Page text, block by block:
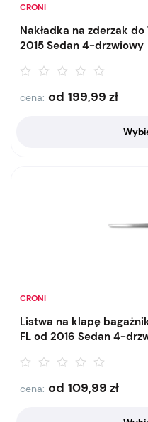
CRONI
Nakładka na zderzak
2015 Sedan 4-drzwiowy
cena: od 199,99 zł
CRONI
Listwa na klapę
FL od 2016 Sedan 4-
cena: od 109,99 zł